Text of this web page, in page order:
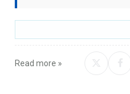
Read more »